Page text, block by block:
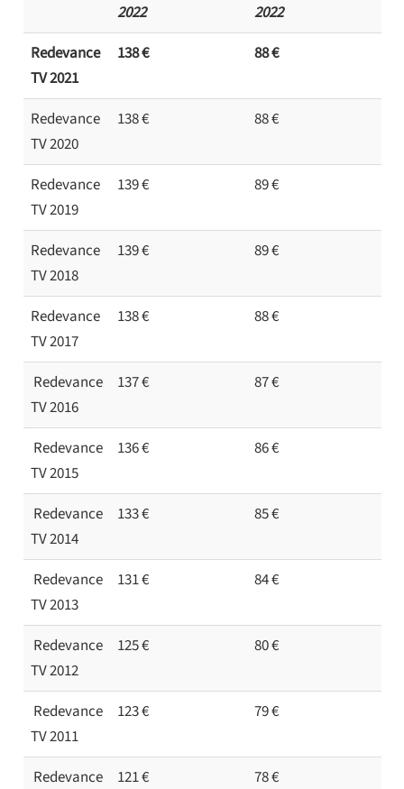
2022
2022
Redevance
TV 2021
138 € 88 €
Redevance
TV 2020
138 € 88 €
Redevance
TV 2019
139 € 89 €
Redevance
TV 2018
139 € 89 €
Redevance
TV 2017
138 € 88 €
Redevance
TV 2016
137 € 87 €
Redevance
TV 2015
136 € 86 €
Redevance
TV 2014
133 € 85 €
Redevance
TV 2013
131 € 84 €
Redevance
TV 2012
125 € 80 €
Redevance
TV 2011
123 € 79 €
Redevance
121 € 78 €